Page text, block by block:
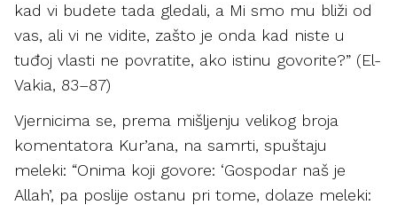
kad vi budete tada gledali, a Mi smo mu bliži od
vas, ali vi ne vidite, zašto je onda kad niste u
tuđoj vlasti ne povratite, ako istinu govorite?” (El-
Vakia, 83–87)
Vjernicima se, prema mišljenju velikog broja
komentatora Kur’ana, na samrti, spuštaju
meleki: “Onima koji govore: ‘Gospodar naš je
Allah’, pa poslije ostanu pri tome, dolaze meleki: